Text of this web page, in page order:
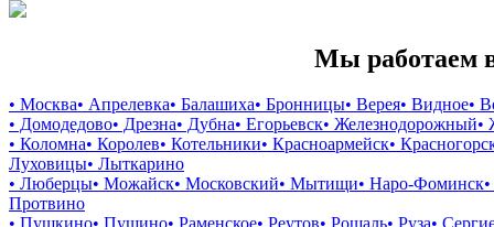
Мы работаем
• Москва• Апрелевка• Балашиха• Бронницы• Верея• Видное•
• Домодедово• Дрезна• Дубна• Егорьевск• Железнодорожный•
• Коломна• Королев• Котельники• Красноармейск•
Луховицы• Лыткарино
• Люберцы• Можайск• Московский• Мытищи• Наро-Фоминск
Протвино